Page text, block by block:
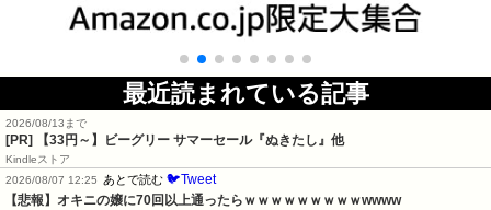
最近読まれている記事
2026/08/13まで
[PR] 【33円～】ビーグリー サマーセール『ぬきたし』他
Kindleストア
2026/08/07 12:25 あとで読む 🐦Tweet
【悲報】オキニの嬢に70回以上通ったらｗｗｗｗｗｗｗｗｗwwww